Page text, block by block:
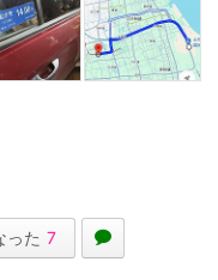
った 7